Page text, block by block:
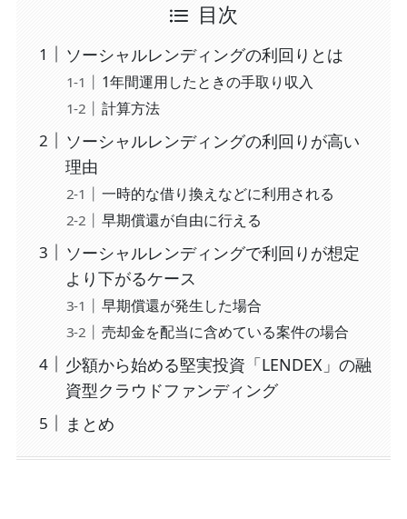
目次
ソーシャルレンディングの利回りとは
1年間運用したときの手取り収入
計算方法
ソーシャルレンディングの利回りが高い
理由
一時的な借り換えなどに利用される
早期償還が自由に行える
ソーシャルレンディングで利回りが想定
より下がるケース
早期償還が発生した場合
売却金を配当に含めている案件の場合
少額から始める堅実投資「LENDEX」の融
資型クラウドファンディング
まとめ